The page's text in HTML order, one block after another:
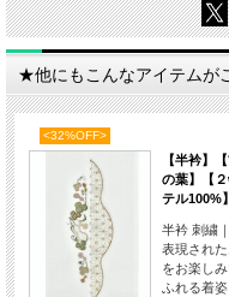
★他にもこんなアイテムが
<32%OFF>
【半衿】
の葉】【
テル100%
半衿 刺繍
表現され
をお楽し
ふれる着姿